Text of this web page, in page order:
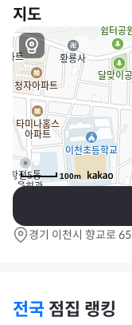
지도
100m
경기 이천시 향교로 65
전국 점집 랭킹